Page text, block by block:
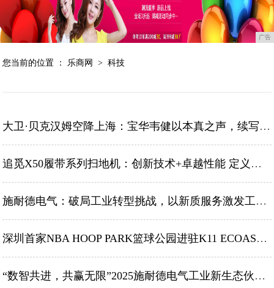
广告
您当前的位置 ： 乐商网 >科技
大卫·贝克汉姆空降上海：宝华韦健以本真之声，续写经典永恒
追觅X50履带系列扫地机：创新技术+卓越性能 定义家庭清洁新标准
施耐德电气：破局工业转型挑战，以新质服务激发工业新质生产力
深圳首家NBA HOOP PARK篮球公园进驻K11 ECOAST 焕新湾区文化地标，激活多元城市生活
“数智共进，共赢无限”2025施耐德电气工业新生态伙伴峰会成功召开